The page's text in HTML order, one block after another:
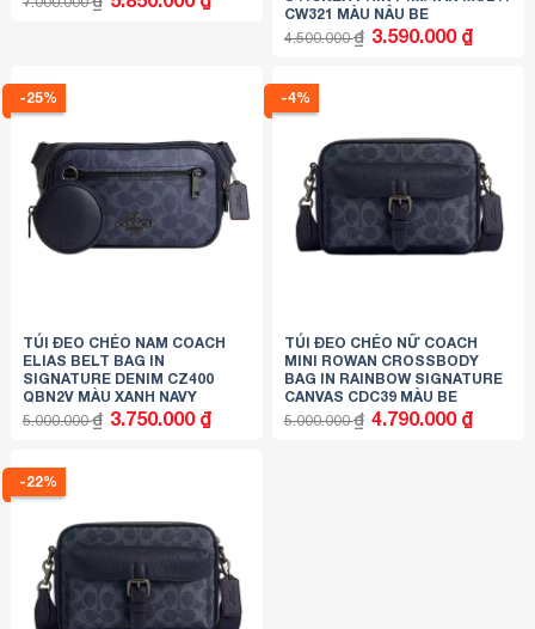
gốc hiện
5.850.000 ₫.
CW321 MÀU NÂU BE
4.500.000₫ Giá
gốc
3.590.000 ₫Giá
hiện
-25%
TÚI ĐEO CHÉO NAM COACH
ELIAS BELT BAG IN
SIGNATURE DENIM CZ400
QBN2V MÀU XANH NAVY
5.000.000₫ Giá
gốc
3.750.000 ₫Giá
hiện
-4%
TÚI ĐEO CHÉO NỮ COACH
MINI ROWAN CROSSBODY
BAG IN RAINBOW SIGNATURE
CANVAS CDC39 MÀU BE
5.000.000₫ Giá
gốc
4.790.000 ₫Giá
hiện
-22%